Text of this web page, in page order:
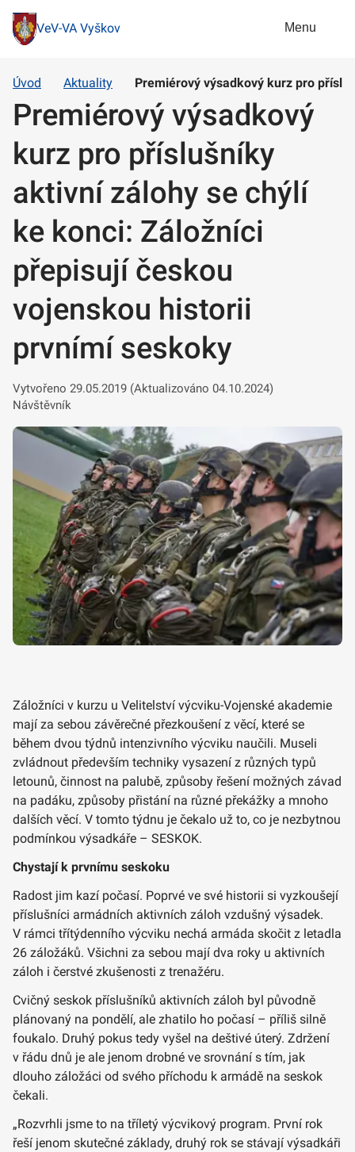
VeV-VA Vyškov Menu
Úvod Aktuality Premiérový výsadkový kurz pro
Premiérový výsadkový
kurz pro příslušníky
aktivní zálohy se chýlí
ke konci: Záložníci
přepisují českou
vojenskou historii
prvnímí seskoky
Vytvořeno 29.05.2019 (Aktualizováno 04.10.2024)
Návštěvník
Záložníci v kurzu u Velitelství výcviku-Vojenské akademie
mají za sebou závěrečné přezkoušení z věcí, které se
během dvou týdnů intenzivního výcviku naučili. Museli
zvládnout především techniky vysazení z různých typů
letounů, činnost na palubě, způsoby řešení možných závad
na padáku, způsoby přistání na různé překážky a mnoho
dalších věcí. V tomto týdnu je čekalo už to, co je nezbytnou
podmínkou výsadkáře – SESKOK.
Chystají k prvnímu seskoku
Radost jim kazí počasí. Poprvé ve své historii si vyzkoušejí
příslušníci armádních aktivních záloh vzdušný výsadek.
V rámci třítýdenního výcviku nechá armáda skočit z letadla
26 záložáků. Všichni za sebou mají dva roky u aktivních
záloh i čerstvé zkušenosti z trenažéru.
Cvičný seskok příslušníků aktivních záloh byl původně
plánovaný na pondělí, ale zhatilo ho počasí – příliš silně
foukalo. Druhý pokus tedy vyšel na deštivé úterý. Zdržení
v řádu dnů je ale jenom drobné ve srovnání s tím, jak
dlouho záložáci od svého příchodu k armádě na seskok
čekali.
„Rozvrhli jsme to na tříletý výcvikový program. První rok
řeší jenom skutečné základy, druhý rok se stávají výsadkáři